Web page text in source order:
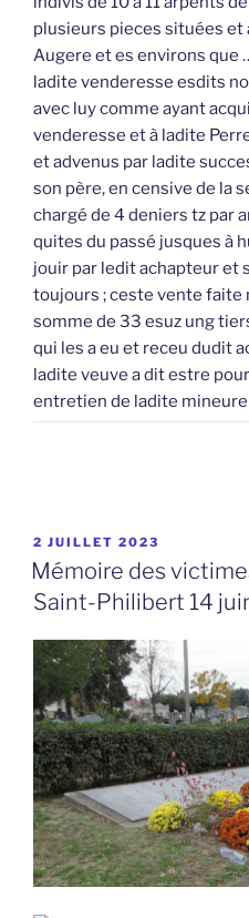
plusieurs pieces situées et
Augere et es environs que
ladite venderesse esdits
avec luy comme ayant
venderesse et à ladite
et advenus par ladite
son père, en censive de la
chargé de 4 deniers tz par
quites du passé jusques à
jouir par ledit achapteur et
toujours ; ceste vente faite
somme de 33 esuz ung
qui les a eu et receu dudit
ladite veuve a dit estre
entretien de ladite mineure
PUBLIÉ
LE
2 JUILLET 2023
Mémoire des
Saint-Philibert 14